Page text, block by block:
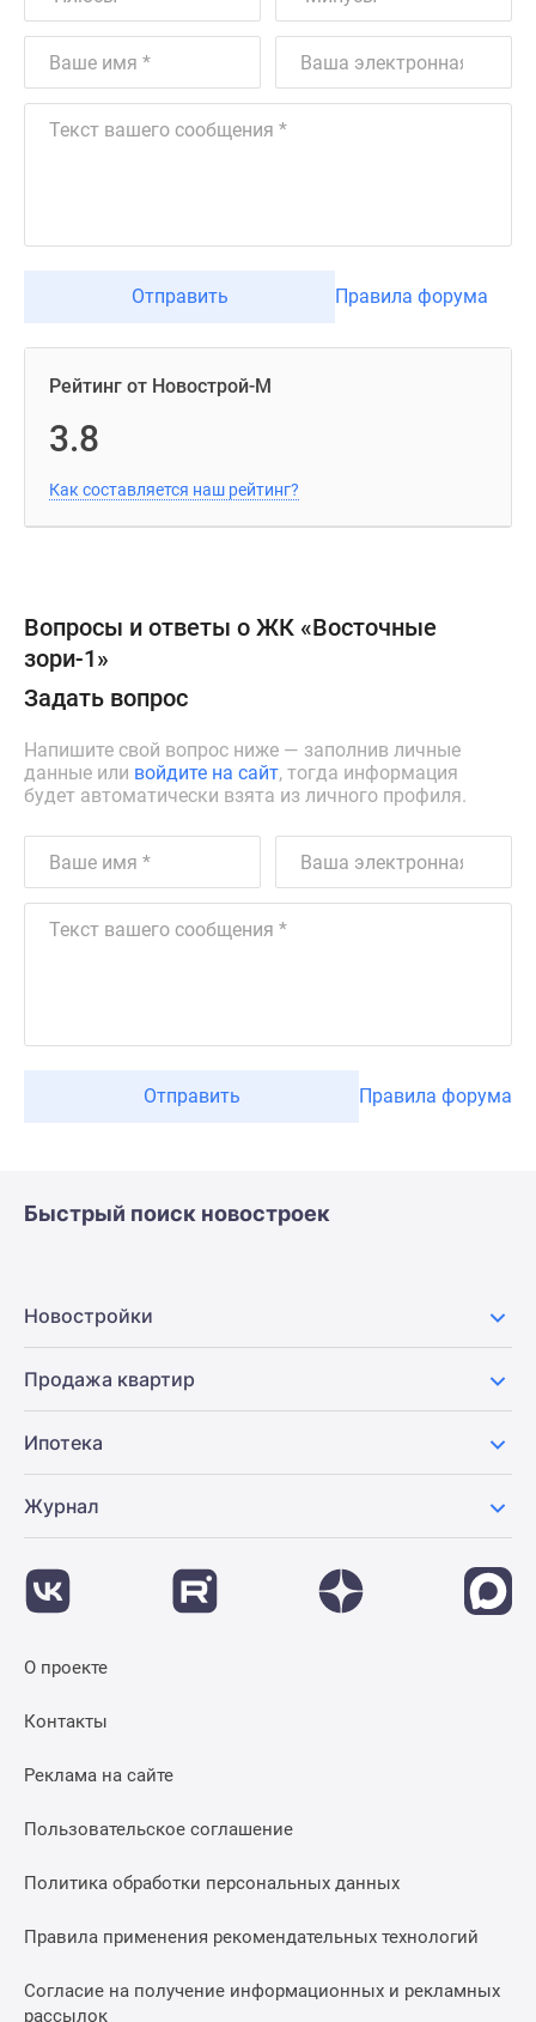
Отправить Правила форума
Рейтинг от Новострой-М
3.8
Как составляется наш рейтинг?
Вопросы и ответы о ЖК «Восточные
зори-1»
Задать вопрос
Напишите свой вопрос ниже — заполнив личные
данные или войдите на сайт, тогда информация
будет автоматически взята из личного профиля.
Отправить Правила форума
Быстрый поиск новостроек
Новостройки
Продажа квартир
Ипотека
Журнал
О проекте
Контакты
Реклама на сайте
Пользовательское соглашение
Политика обработки персональных данных
Правила применения рекомендательных технологий
Согласие на получение информационных и рекламных
рассылок